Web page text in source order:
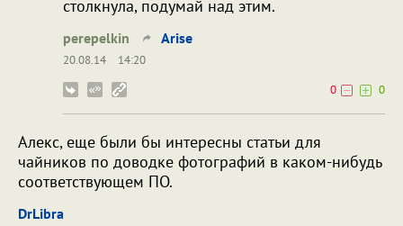
столкнула, подумай над этим.
perepelkin Arise
20.08.14
14:20
0
0
Алекс, еще были бы интересны статьи для
чайников по доводке фотографий в каком-нибудь
соответствующем ПО.
DrLibra